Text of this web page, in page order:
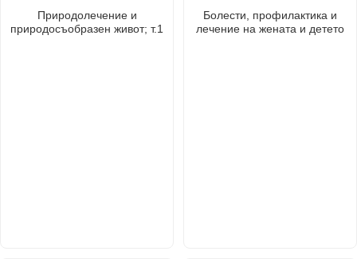
Природолечение и
природосъобразен живот; т.1
Болести, профилактика и
лечение на жената и детето